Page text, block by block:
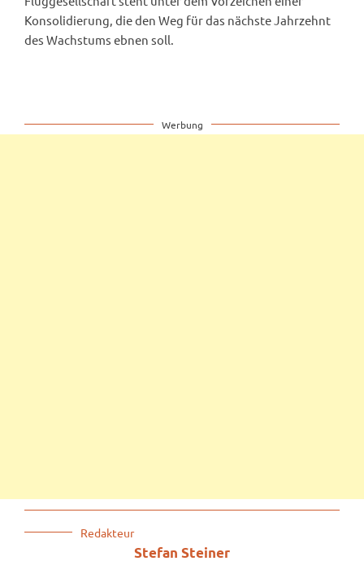
Redakteur
Stefan Steiner
Konsolidierung, die den Weg für das nächste Jahrzehnt
des Wachstums ebnen soll.
Werbung